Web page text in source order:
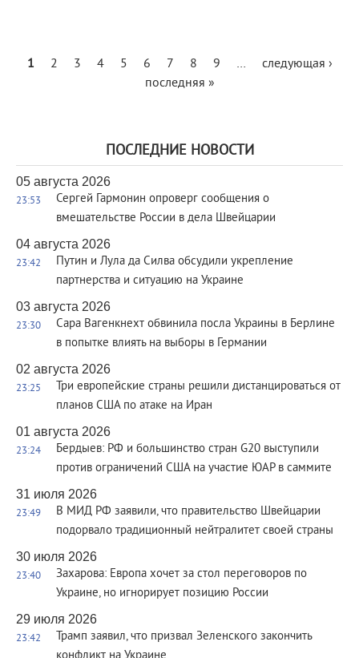
1 2 3 4 5 6 7 8 9 …
следующая ›
последняя »
ПОСЛЕДНИЕ НОВОСТИ
05 августа 2026
23:53
Сергей Гармонин опроверг сообщения о
вмешательстве России в дела Швейцарии
04 августа 2026
23:42
Путин и Лула да Силва обсудили укрепление
партнерства и ситуацию на Украине
03 августа 2026
23:30
Сара Вагенкнехт обвинила посла Украины в Берлине
в попытке влиять на выборы в Германии
02 августа 2026
23:25
Три европейские страны решили дистанцироваться от
планов США по атаке на Иран
01 августа 2026
23:24
Бердыев: РФ и большинство стран G20 выступили
против ограничений США на участие ЮАР в саммите
31 июля 2026
23:49
В МИД РФ заявили, что правительство Швейцарии
подорвало традиционный нейтралитет своей страны
30 июля 2026
23:40
Захарова: Европа хочет за стол переговоров по
Украине, но игнорирует позицию России
29 июля 2026
23:42
Трамп заявил, что призвал Зеленского закончить